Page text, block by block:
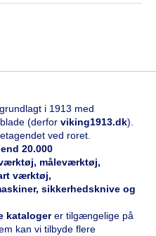
i 1913 med
(derfor viking1913.dk).
ved roret.
20.000
måleværktøj,
værktøj,
sikkerhedsknive og
katalogerer tilgængelige på
kan vi tilbyde flere